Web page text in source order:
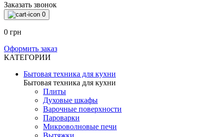
Заказать звонок
0
0 грн
Оформить заказ
КАТЕГОРИИ
Бытовая техника для кухни
Бытовая техника для кухни
Плиты
Духовые шкафы
Варочные поверхности
Пароварки
Микроволновые печи
Вытяжки